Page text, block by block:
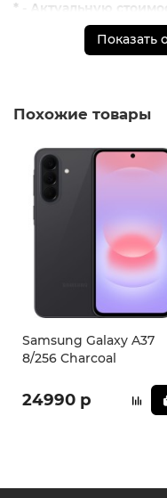
* - Актуальную
порядок доставки и
менеджеров
магазин приложений
Показать
Похожие товары
Samsung Galaxy A37
8/256 Charcoal
24990 р